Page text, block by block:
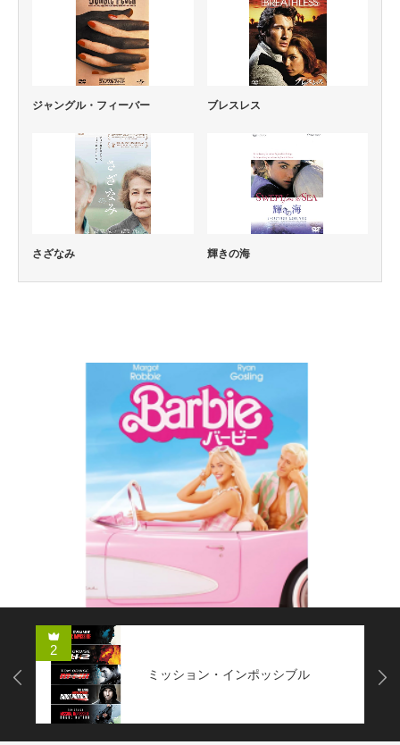
ジャングル・フィーバー ブレスレス
さざなみ 輝きの海
2
ミッション・インポッシブル
Next